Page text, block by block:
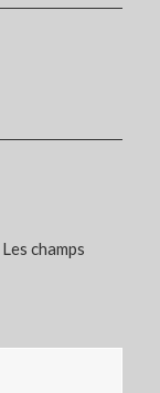
Les champs